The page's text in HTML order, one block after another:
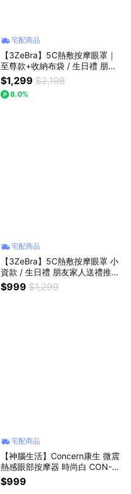
宅配商品
【3ZeBra】5C熱敷按摩眼罩｜
至尊款+收納布袋 / 生日禮 朋友
家人送禮推薦 情人節禮物 閨密
禮『LINE禮物獨家1+1組合』
$1,299 $2,198
8.0%
宅配商品
【3ZeBra】5C熱敷按摩眼罩 小
資款 / 生日禮 朋友家人送禮推薦
情人節禮物 閨密禮 聖誕禮物 交
換禮物
$999 $1,299
宅配商品
【神腦生活】Concern康生 微震
熱感眼部按摩器 時尚白 CON-5
57 內建藍牙音響播放音樂 眼部
按摩 恆溫熱敷
$999